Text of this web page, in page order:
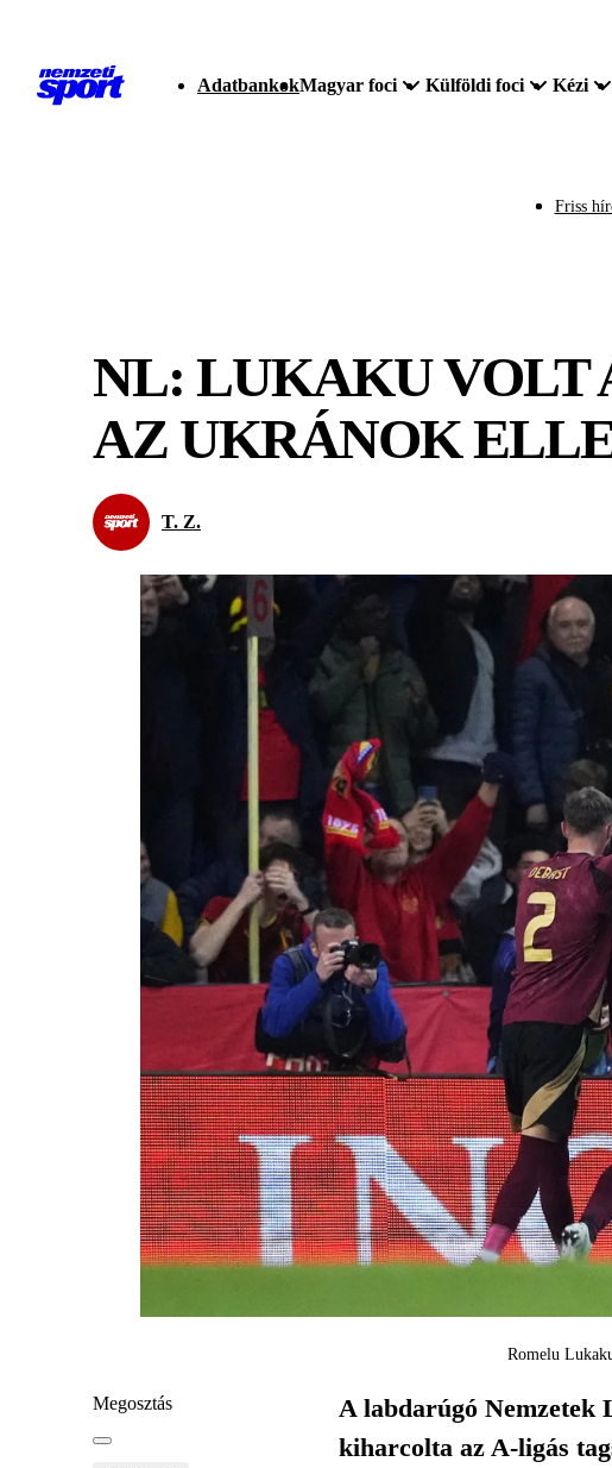
AdatbankokMagyar foci Külföldi foci Kézi
Friss
NL: LUKAKU VOLT
AZ UKRÁNOK
T. Z.
Romelu
Megosztás
A labdarúgó Nemzetek
kiharcolta az A-ligás